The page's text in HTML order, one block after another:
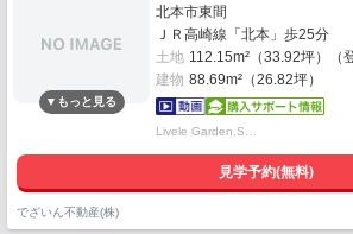
北本市東間
ＪＲ高崎線「北本」歩25分
土地 112.15m²（33.92坪）（
建物 88.69m²（26.82坪）
Livele Garden.S…
見学予約(無料)
でざいん不動産(株)